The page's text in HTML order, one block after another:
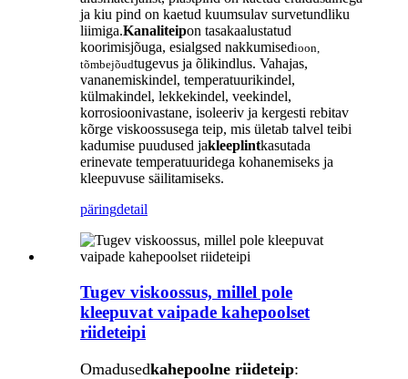
ja kiu pind on kaetud kuumsulav survetundliku
liimiga.Kanaliteipon tasakaalustatud
koorimisjõuga, esialgsed nakkumisedioon,
tõmbejõudtugevus ja õlikindlus. Vahajas,
vananemiskindel, temperatuurikindel,
külmakindel, lekkekindel, veekindel,
korrosioonivastane, isoleeriv ja kergesti rebitav
kõrge viskoossusega teip, mis ületab talvel teibi
kadumise puudused jakleeplintkasutada
erinevate temperatuuridega kohanemiseks ja
kleepuvuse säilitamiseks.
päringdetail
Tugev viskoossus, millel pole
kleepuvat vaipade kahepoolset
riideteipi
Omadusedkahepoolne riideteip: